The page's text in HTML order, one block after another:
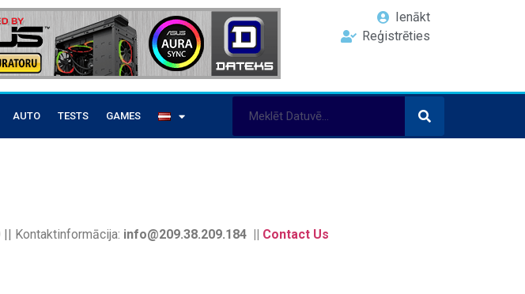
Ienākt
Reģistrēties
AUTO TESTS GAMES
Kontaktinformācija: info@209.38.209.184 || Contact Us